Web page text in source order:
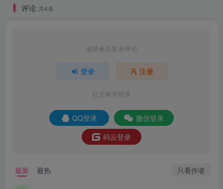
评论 共4条
请登录后发表评论
登录 注册
社交账号登录
QQ登录
微信登录
码云登录
最新 最热 只看作者